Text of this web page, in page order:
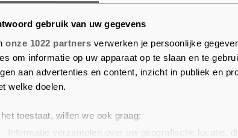
gebruik van uw gegevens
onze 1022 partners verwerken je persoonlijke
om informatie op uw apparaat op te slaan en te
aan advertenties en content, inzicht in publiek en
welke doelen.
toestaat, willen we ook graag:
Informatie verzamelen over uw geografische locatie,